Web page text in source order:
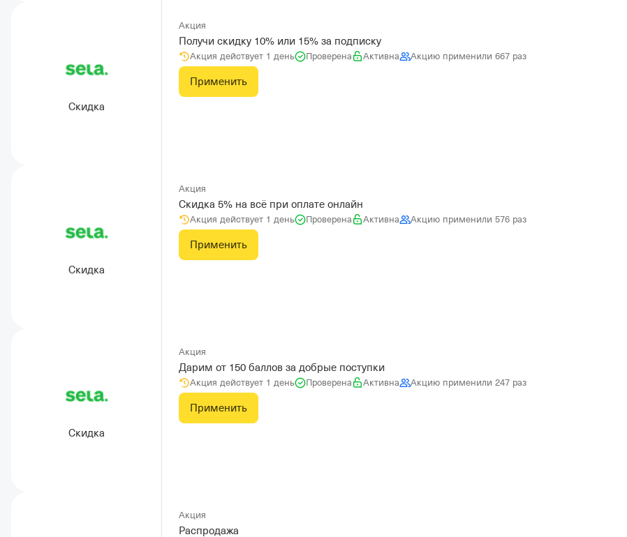
Скидка
Акция
Получи скидку 10% или 15% за подписку
Акция действует 1 день Проверена Активна Акцию применили 667 раз
Применить
Скидка
Акция
Скидка 5% на всё при оплате онлайн
Акция действует 1 день Проверена Активна Акцию применили 576 раз
Применить
Скидка
Акция
Дарим от 150 баллов за добрые поступки
Акция действует 1 день Проверена Активна Акцию применили 247 раз
Применить
Акция
Распродажа